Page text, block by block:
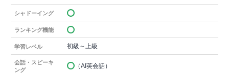
シャドーイング
ランキング機能
学習レベル 初級～上級
会話・スピーキ
ング
（AI英会話）